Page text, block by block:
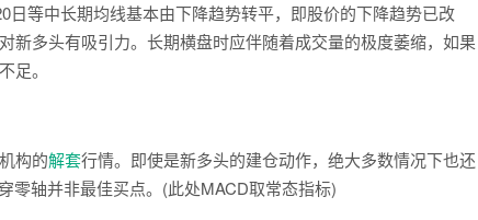
等中长期均线基本由下降趋势转平，即股价的下降趋势已改
新多头有吸引力。长期横盘时应伴随着成交量的极度萎缩，如果
足。
构的解套行情。即使是新多头的建仓动作，绝大多数情况下也还
零轴并非最佳买点。(此处MACD取常态指标)